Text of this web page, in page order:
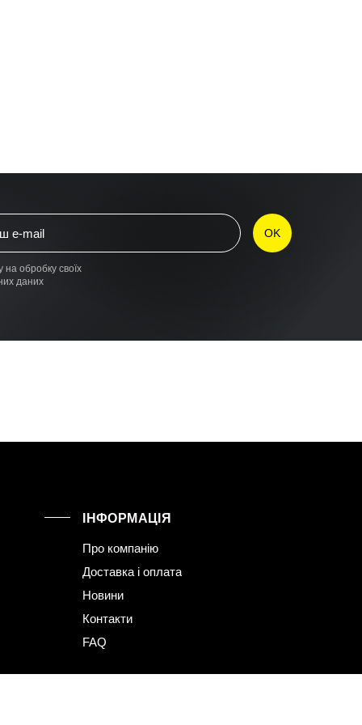
на обробку своїх
даних
ІНФОРМАЦІЯ
Про компанію
Доставка і оплата
Новини
Контакти
FAQ